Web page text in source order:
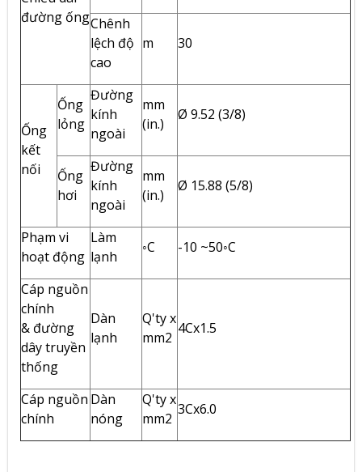
đường ốngChênh
lệch độ
cao
m 30
Ống
kết
nối
Ống
lỏng
Đường
kính
ngoài
mm
(in.)
Ø 9.52 (3/8)
Ống
hơi
Đường
kính
ngoài
mm
(in.)
Ø 15.88 (5/8)
Phạm vi
hoạt động
Làm
lạnh
◦C -10 ~50◦C
Cáp nguồn
chính
& đường
dây truyền
thống
Dàn
lạnh
Q'ty x
mm2
4Cx1.5
Cáp nguồn
chính
Dàn
nóng
Q'ty x
mm2
3Cx6.0